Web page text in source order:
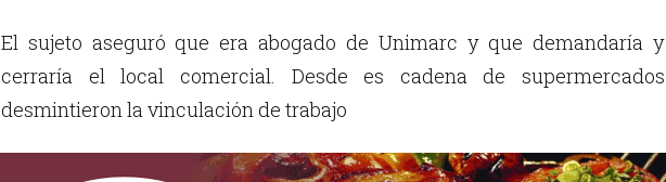
BIGGER
El sujeto aseguró que era abogado de Unimarc y que demandaría y
cerraría el local comercial. Desde es cadena de supermercados
desmintieron la vinculación de trabajo